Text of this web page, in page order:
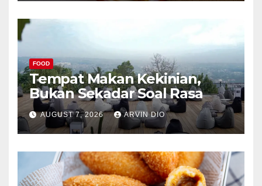
FOOD
Tempat Makan Kekinian,
Bukan Sekadar Soal Rasa
AUGUST 7, 2026 ARVIN DIO